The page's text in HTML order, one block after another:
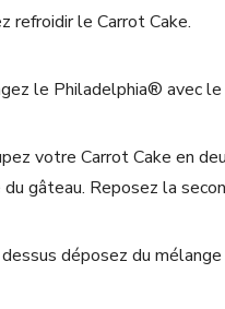
refroidir le Carrot Cake.
le Philadelphia® avec
votre Carrot Cake en
gâteau. Reposez la
déposez du